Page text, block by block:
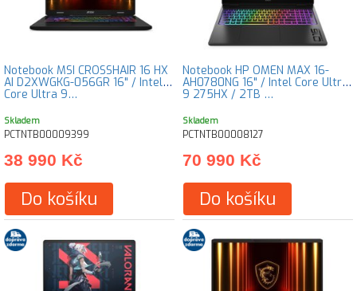
Notebook MSI CROSSHAIR 16 HX
AI D2XWGKG-056GR 16" / Intel
Core Ultra 9…
Skladem
PCTNTB00009399
38 990 Kč
Do košíku
Notebook HP OMEN MAX 16-
AH0780NG 16" / Intel Core Ultra
9 275HX / 2TB …
Skladem
PCTNTB00008127
70 990 Kč
Do košíku